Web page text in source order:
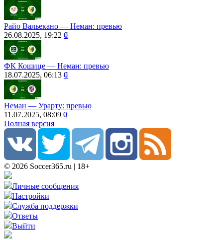
Райо Вальекано ― Неман: превью
26.08.2025, 19:22 0
ФК Кошице ― Неман: превью
18.07.2025, 06:13 0
Неман ― Урарту: превью
11.07.2025, 08:09 0
Полная версия
© 2026 Soccer365.ru | 18+
Личные сообщения
Настройки
Служба поддержки
Ответы
Выйти